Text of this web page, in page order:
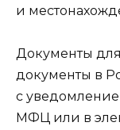
и
Документы
документы в
с
МФЦ или в